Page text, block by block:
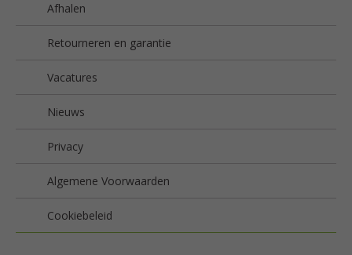
Afhalen
Retourneren en garantie
Vacatures
Nieuws
Privacy
Algemene Voorwaarden
Cookiebeleid